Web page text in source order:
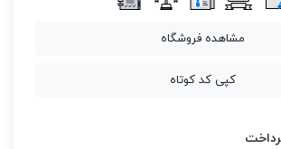
مشاهده فروشگاه
کپی کد کوتاه